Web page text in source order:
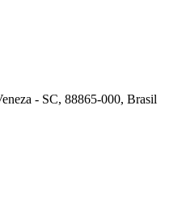
- SC, 88865-000, Brasil